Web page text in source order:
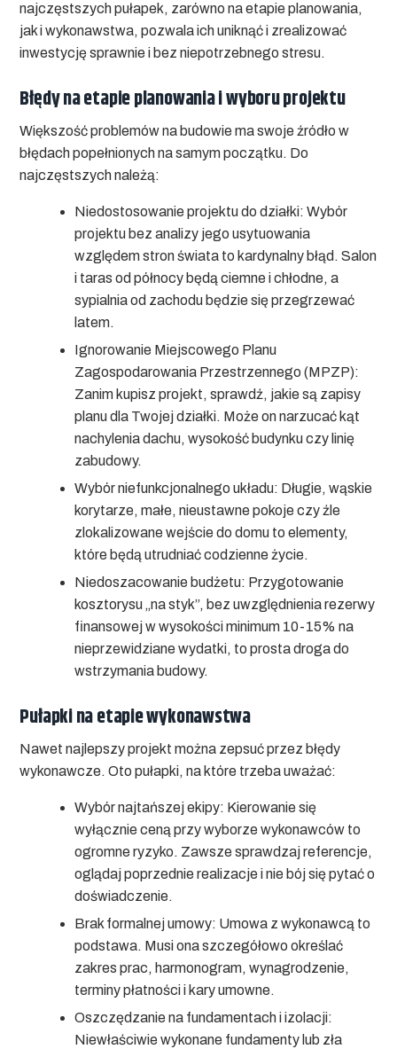
najczęstszych pułapek, zarówno na etapie planowania,
jak i wykonawstwa, pozwala ich uniknąć i zrealizować
inwestycję sprawnie i bez niepotrzebnego stresu.
Błędy na etapie planowania i wyboru projektu
Większość problemów na budowie ma swoje źródło w
błędach popełnionych na samym początku. Do
najczęstszych należą:
Niedostosowanie projektu do działki: Wybór
projektu bez analizy jego usytuowania
względem stron świata to kardynalny błąd. Salon
i taras od północy będą ciemne i chłodne, a
sypialnia od zachodu będzie się przegrzewać
latem.
Ignorowanie Miejscowego Planu
Zagospodarowania Przestrzennego (MPZP):
Zanim kupisz projekt, sprawdź, jakie są zapisy
planu dla Twojej działki. Może on narzucać kąt
nachylenia dachu, wysokość budynku czy linię
zabudowy.
Wybór niefunkcjonalnego układu: Długie, wąskie
korytarze, małe, nieustawne pokoje czy źle
zlokalizowane wejście do domu to elementy,
które będą utrudniać codzienne życie.
Niedoszacowanie budżetu: Przygotowanie
kosztorysu „na styk”, bez uwzględnienia rezerwy
finansowej w wysokości minimum 10-15% na
nieprzewidziane wydatki, to prosta droga do
wstrzymania budowy.
Pułapki na etapie wykonawstwa
Nawet najlepszy projekt można zepsuć przez błędy
wykonawcze. Oto pułapki, na które trzeba uważać:
Wybór najtańszej ekipy: Kierowanie się
wyłącznie ceną przy wyborze wykonawców to
ogromne ryzyko. Zawsze sprawdzaj referencje,
oglądaj poprzednie realizacje i nie bój się pytać o
doświadczenie.
Brak formalnej umowy: Umowa z wykonawcą to
podstawa. Musi ona szczegółowo określać
zakres prac, harmonogram, wynagrodzenie,
terminy płatności i kary umowne.
Oszczędzanie na fundamentach i izolacji:
Niewłaściwie wykonane fundamenty lub zła